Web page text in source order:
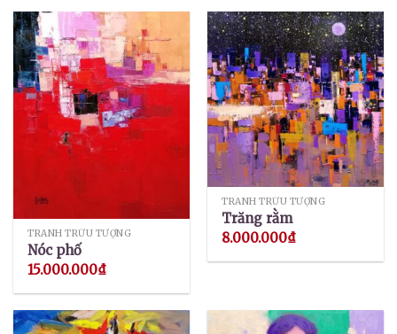
TRANH TRỪU TƯỢNG
Nóc phố
15.000.000₫
TRANH TRỪU TƯỢNG
Trăng rằm
8.000.000₫